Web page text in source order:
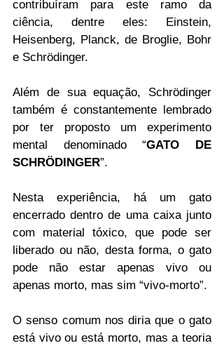
contribuíram para este ramo da
ciência, dentre eles: Einstein,
Heisenberg, Planck, de Broglie, Bohr
e Schrödinger.
Além de sua equação, Schrödinger
também é constantemente lembrado
por ter proposto um experimento
mental denominado “GATO DE
SCHRÖDINGER”.
Nesta experiência, há um gato
encerrado dentro de uma caixa junto
com material tóxico, que pode ser
liberado ou não, desta forma, o gato
pode não estar apenas vivo ou
apenas morto, mas sim “vivo-morto”.
O senso comum nos diria que o gato
está vivo ou está morto, mas a teoria